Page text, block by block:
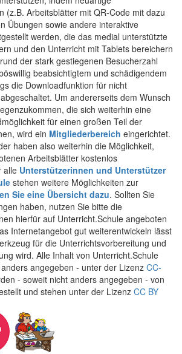
(z.B. Arbeitsblätter mit QR-Code mit dazu
Übungen sowie andere interaktive
werden, die das medial unterstützte
und den Unterricht mit Tablets bereichern
der stark gestiegenen Besucherzahl
beabsichtigtem und schädigendem
die Downloadfunktion für nicht
Um andererseits dem Wunsch
die sich weiterhin eine
für einen großen Teil der
wird ein Mitgliederbereich eingerichtet.
haben also weiterhin die Möglichkeit,
Arbeitsblätter kostenlos
alle Unterstützerinnen und Unterstützer
stehen weitere Möglichkeiten zur
Sie eine Übersicht dazu. Sollten Sie
haben, nutzen Sie bitte die
hierfür auf Unterricht.Schule angeboten
Internetangebot gut weiterentwickeln lässt
für die Unterrichtsvorbereitung und
wird. Alle Inhalt von Unterricht.Schule
angegeben - unter der Lizenz CC-
- soweit nicht anders angegeben - von
und stehen unter der Lizenz CC BY